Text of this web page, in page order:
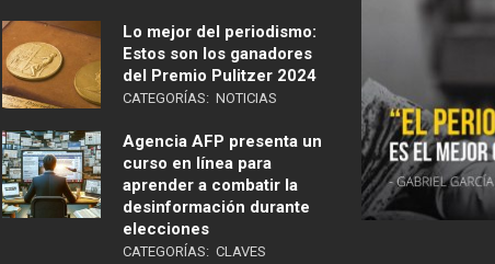
Lo mejor del periodismo:
Estos son los ganadores
del Premio Pulitzer 2024
CATEGORÍAS: NOTICIAS
Agencia AFP presenta un
curso en línea para
aprender a combatir la
desinformación durante
elecciones
CATEGORÍAS: CLAVES